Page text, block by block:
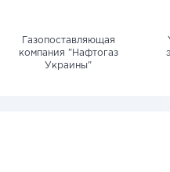
Газопоставляющая
компания "Нафтогаз
Украины"